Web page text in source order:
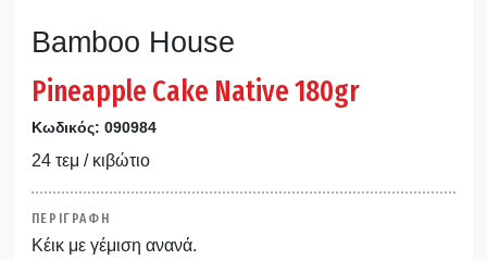
Bamboo House
Pineapple Cake Native 180gr
Κωδικός: 090984
24 τεμ / κιβώτιο
ΠΕΡΙΓΡΑΦΗ
Κέικ με γέμιση ανανά.